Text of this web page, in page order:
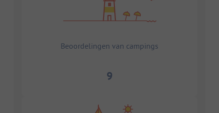
Beoordelingen van campings
9